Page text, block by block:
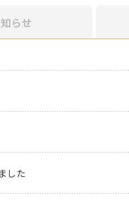
らせ
した